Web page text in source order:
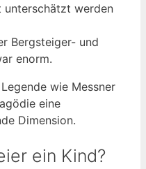
unterschätzt werden
Bergsteiger- und
enorm.
wie Messner
eine
Dimension.
ein Kind?